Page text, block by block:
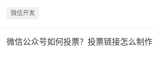
微信开发
微信公众号如何投票？投票链接怎么制作